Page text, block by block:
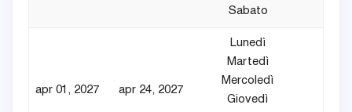
Sabato
apr 01, 2027 apr 24, 2027
Lunedì
Martedì
Mercoledì
Giovedì